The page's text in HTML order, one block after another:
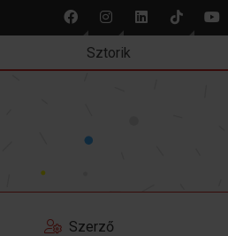
Sztorik
Szerző